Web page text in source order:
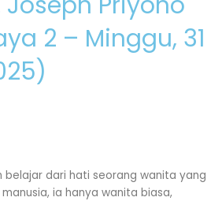
2 – Minggu, 31
belajar dari hati seorang wanita yang
ia hanya wanita biasa,